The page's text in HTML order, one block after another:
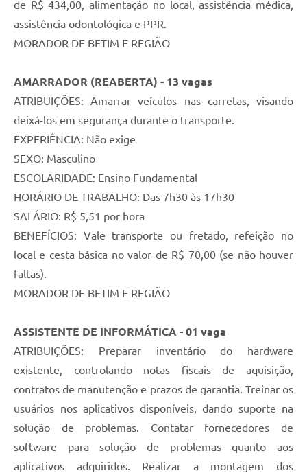
de R$ 434,00, alimentação no local, assistência médica,
assistência odontológica e PPR.
MORADOR DE BETIM E REGIÃO
AMARRADOR (REABERTA) - 13 vagas
ATRIBUIÇÕES: Amarrar veículos nas carretas, visando
deixá-los em segurança durante o transporte.
EXPERIÊNCIA: Não exige
SEXO: Masculino
ESCOLARIDADE: Ensino Fundamental
HORÁRIO DE TRABALHO: Das 7h30 às 17h30
SALÁRIO: R$ 5,51 por hora
BENEFÍCIOS: Vale transporte ou fretado, refeição no
local e cesta básica no valor de R$ 70,00 (se não houver
faltas).
MORADOR DE BETIM E REGIÃO
ASSISTENTE DE INFORMÁTICA - 01 vaga
ATRIBUIÇÕES: Preparar inventário do hardware
existente, controlando notas fiscais de aquisição,
contratos de manutenção e prazos de garantia. Treinar os
usuários nos aplicativos disponíveis, dando suporte na
solução de problemas. Contatar fornecedores de
software para solução de problemas quanto aos
aplicativos adquiridos. Realizar a montagem dos